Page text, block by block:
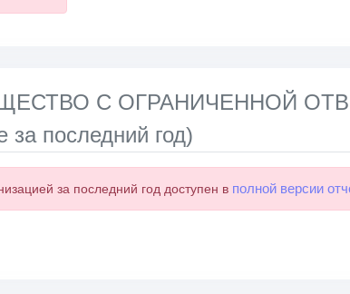
С ОГРАНИЧЕННОЙ
последний год)
за последний год доступен в полной версии